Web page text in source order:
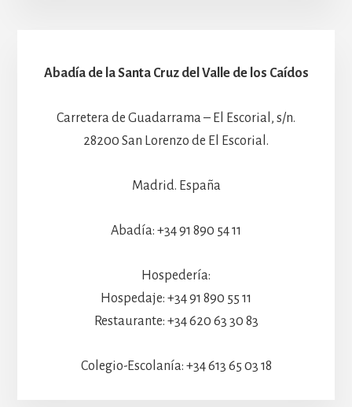
Abadía de la Santa Cruz del Valle de los Caídos
Carretera de Guadarrama – El Escorial, s/n.
28200 San Lorenzo de El Escorial.
Madrid. España
Abadía: +34 91 890 54 11
Hospedería:
Hospedaje: +34 91 890 55 11
Restaurante: +34 620 63 30 83
Colegio-Escolanía: +34 613 65 03 18